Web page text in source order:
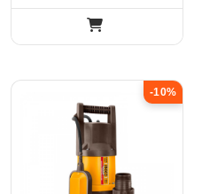
-10%